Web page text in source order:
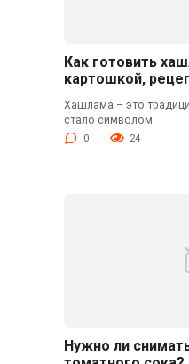
Как готовить
картошкой,
Хашлама – это
стало символом
0 24
Нужно ли